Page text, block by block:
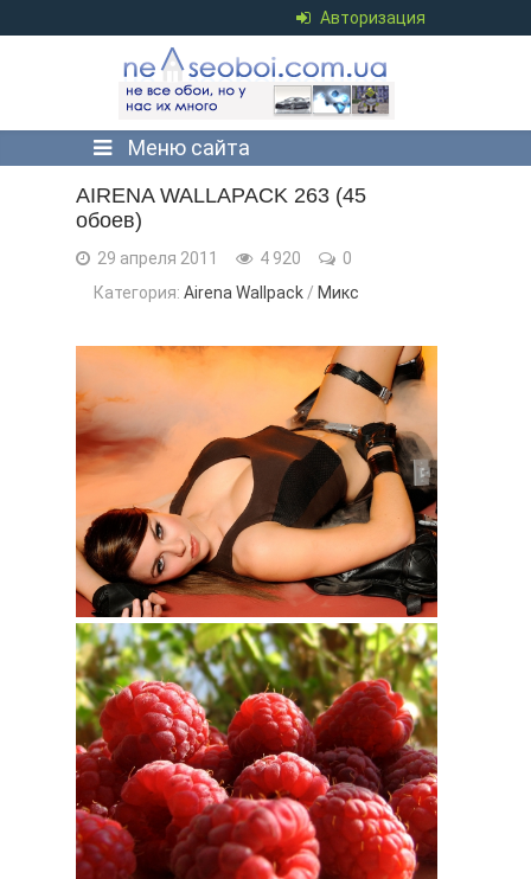
Авторизация
Меню сайта
AIRENA WALLAPACK 263 (45
обоев)
29 апреля 2011 4 920
0
Категория: Airena Wallpack / Микс